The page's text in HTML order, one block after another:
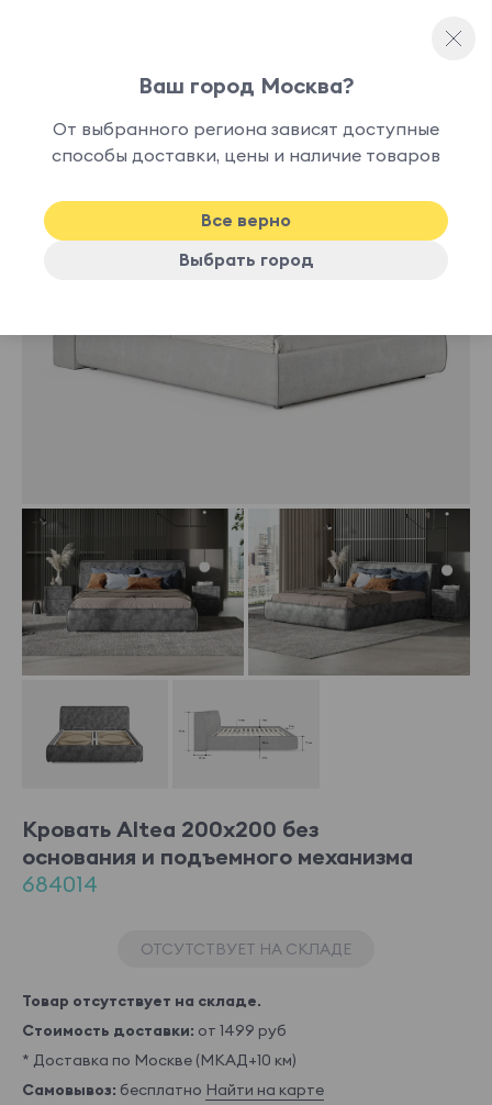
наличии
Кровать Altea 200x200 без
основания и подъемного механизма
684014
ОТСУТСТВУЕТ НА СКЛАДЕ
Товар отсутствует на складе.
Стоимость доставки: от 1499 руб
* Доставка по Москве (МКАД+10 км)
Самовывоз: бесплатно Найти на карте
Ваш город Москва?
От выбранного региона зависят доступные
способы доставки, цены и наличие товаров
Все верно
Выбрать город